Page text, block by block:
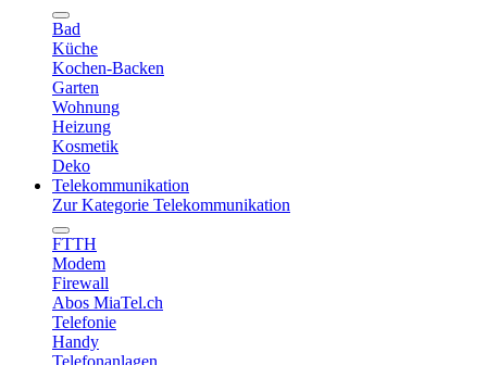
Bad
Küche
Kochen-Backen
Garten
Wohnung
Heizung
Kosmetik
Deko
Telekommunikation
Zur Kategorie Telekommunikation
FTTH
Modem
Firewall
Abos MiaTel.ch
Telefonie
Handy
Telefonanlagen